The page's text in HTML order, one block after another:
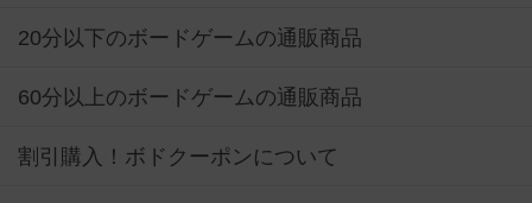
20分以下のボードゲームの通販商品
60分以上のボードゲームの通販商品
割引購入！ボドクーポンについて